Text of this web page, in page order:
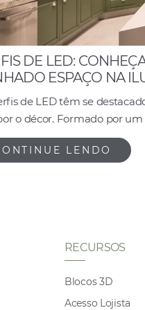
DE LED:
ESPAÇO NA
de LED têm se
o décor. Formado por um
LENDO
RECURSOS
Blocos 3D
Acesso Lojista